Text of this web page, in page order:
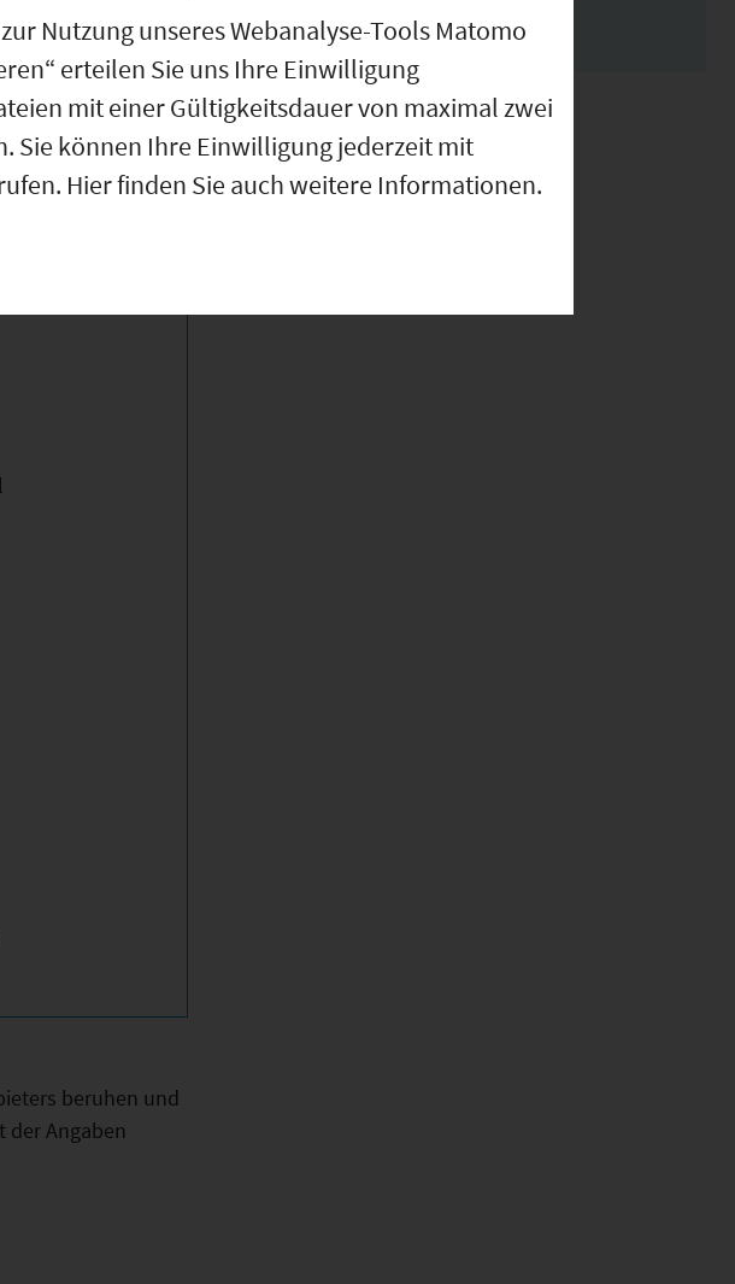
beruhen und
Angaben
Exposé Halle
Nutzung unseres Webanalyse-Tools Matomo
erteilen Sie uns Ihre Einwilligung
mit einer Gültigkeitsdauer von maximal zwei
Sie können Ihre Einwilligung jederzeit mit
Hier finden Sie auch weitere Informationen.